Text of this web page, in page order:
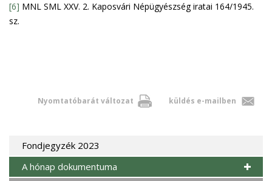
[6] MNL SML XXV. 2. Kaposvári Népügyészség iratai 164/1945.
sz.
Nyomtatóbarát változat küldés e-mailben
Fondjegyzék 2023
A hónap dokumentuma